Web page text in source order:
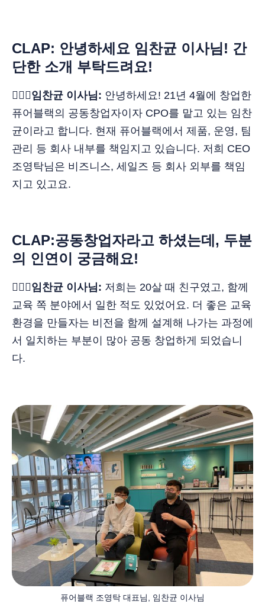
CLAP: 안녕하세요 임찬균 이사님! 간
단한 소개 부탁드려요!
🙋🏻‍♂️임찬균 이사님: 안녕하세요! 21년 4월에 창업한
퓨어블랙의 공동창업자이자 CPO를 맡고 있는 임찬
균이라고 합니다. 현재 퓨어블랙에서 제품, 운영, 팀
관리 등 회사 내부를 책임지고 있습니다. 저희 CEO
조영탁님은 비즈니스, 세일즈 등 회사 외부를 책임
지고 있고요.
CLAP:공동창업자라고 하셨는데, 두분
의 인연이 궁금해요!
🙋🏻‍♂️임찬균 이사님: 저희는 20살 때 친구였고, 함께
교육 쪽 분야에서 일한 적도 있었어요. 더 좋은 교육
환경을 만들자는 비전을 함께 설계해 나가는 과정에
서 일치하는 부분이 많아 공동 창업하게 되었습니
다.
퓨어블랙 조영탁 대표님, 임찬균 이사님